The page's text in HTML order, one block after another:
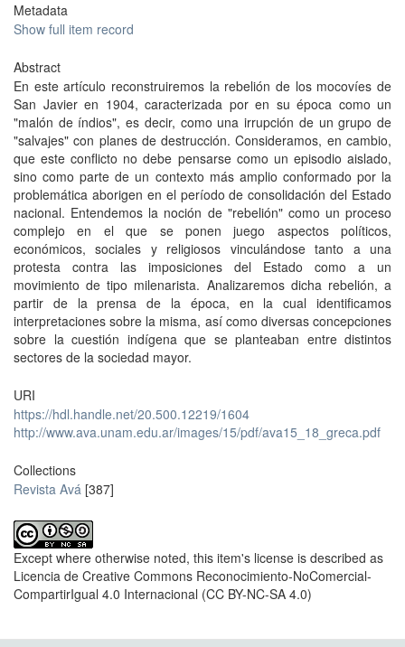
Metadata
Show full item record
Abstract
En este artículo reconstruiremos la rebelión de los mocovíes de
San Javier en 1904, caracterizada por en su época como un
"malón de índios", es decir, como una irrupción de un grupo de
"salvajes" con planes de destrucción. Consideramos, en cambio,
que este conflicto no debe pensarse como un episodio aislado,
sino como parte de un contexto más amplio conformado por la
problemática aborigen en el período de consolidación del Estado
nacional. Entendemos la noción de "rebelión" como un proceso
complejo en el que se ponen juego aspectos políticos,
económicos, sociales y religiosos vinculándose tanto a una
protesta contra las imposiciones del Estado como a un
movimiento de tipo milenarista. Analizaremos dicha rebelión, a
partir de la prensa de la época, en la cual identificamos
interpretaciones sobre la misma, así como diversas concepciones
sobre la cuestión indígena que se planteaban entre distintos
sectores de la sociedad mayor.
URI
https://hdl.handle.net/20.500.12219/1604
http://www.ava.unam.edu.ar/images/15/pdf/ava15_18_greca.pdf
Collections
Revista Avá [387]
Except where otherwise noted, this item's license is described as
Licencia de Creative Commons Reconocimiento-NoComercial-
CompartirIgual 4.0 Internacional (CC BY-NC-SA 4.0)